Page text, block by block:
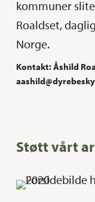
kommuner
Roaldset,
Norge.
Kontakt: Åshild
Støtt vårt